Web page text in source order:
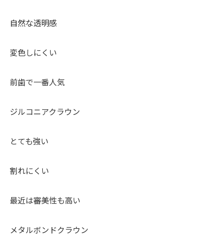
自然な透明感
変色しにくい
前歯で一番人気
ジルコニアクラウン
とても強い
割れにくい
最近は審美性も高い
メタルボンドクラウン